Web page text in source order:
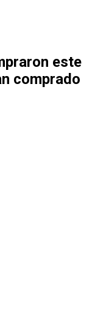
este
comprado